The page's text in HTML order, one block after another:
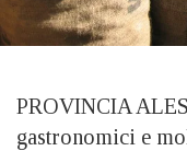
PROVINCIA
gastronomici e